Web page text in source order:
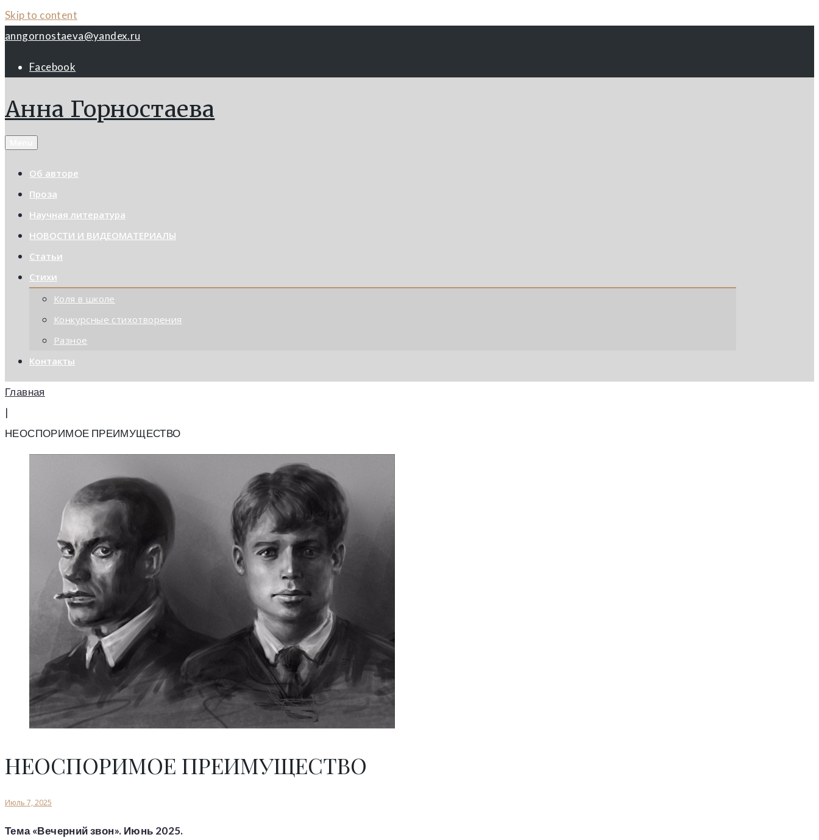
Skip to content
anngornostaeva@yandex.ru
Facebook
Анна Горностаева
Об авторе
Проза
Научная литература
НОВОСТИ И ВИДЕОМАТЕРИАЛЫ
Статьи
Стихи
Коля в школе
Конкурсные стихотворения
Разное
Контакты
Главная
|
НЕОСПОРИМОЕ ПРЕИМУЩЕСТВО
НЕОСПОРИМОЕ ПРЕИМУЩЕСТВО
Июль 7, 2025
Тема «Вечерний звон». Июнь 2025.